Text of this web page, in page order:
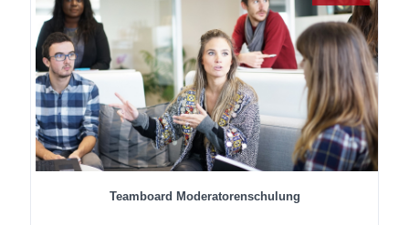
Teamboard Moderatorenschulung